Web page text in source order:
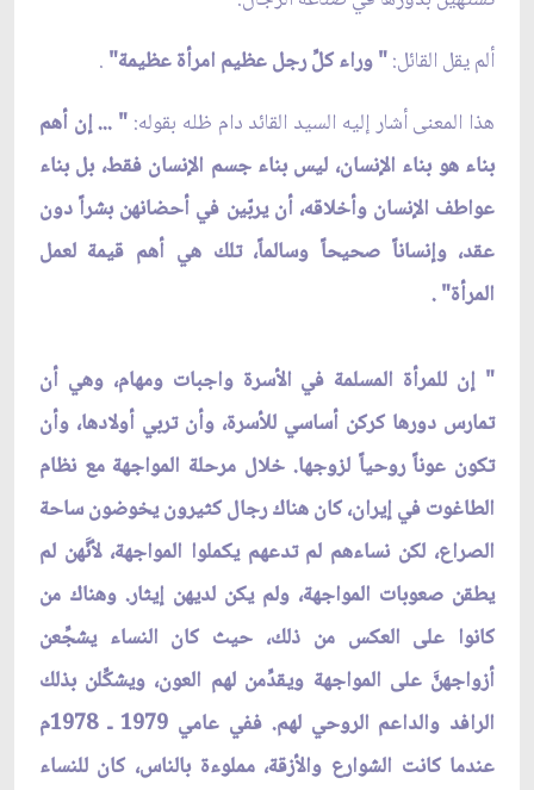
ألم يقل القائل:" وراء كلّ‏ِ رجل عظيم امرأة عظيمة" .
هذا المعنى أشار إليه السيد القائد دام ظله بقوله: " ... إن أهم
بناء هو بناء الإنسان، ليس بناء جسم الإنسان فقط، بل بناء
عواطف الإنسان وأخلاقه، أن يربّين في أحضانهن بشراً دون
عقد، وإنساناً صحيحاً وسالماً، تلك هي أهم قيمة لعمل
المرأة" .
" إن للمرأة المسلمة في الأسرة واجبات ومهام، وهي أن
تمارس دورها كركن أساسي للأسرة، وأن تربي أولادها، وأن
تكون عوناً روحياً لزوجها. خلال مرحلة المواجهة مع نظام
الطاغوت في إيران، كان هناك رجال كثيرون يخوضون ساحة
الصراع، لكن نساءهم لم تدعهم يكملوا المواجهة، لأنَّهن لم
يطقن صعوبات المواجهة، ولم يكن لديهن إيثار. وهناك من
كانوا على العكس من ذلك، حيث كان النساء يشجِّعن
أزواجهنّ‏َ على المواجهة ويقدِّمن لهم العون، ويشكِّلن بذلك
الرافد والداعم الروحي لهم. ففي عامي 1979 ـ 1978م
عندما كانت الشوارع والأزقة، مملوءة بالناس، كان للنساء